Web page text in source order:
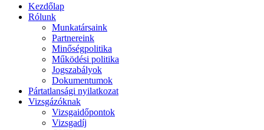
Kezdőlap
Rólunk
Munkatársaink
Partnereink
Minőségpolitika
Működési politika
Jogszabályok
Dokumentumok
Pártatlansági nyilatkozat
Vizsgázóknak
Vizsgaidőpontok
Vizsgadíj